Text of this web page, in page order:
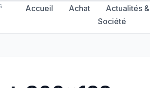
Accueil Achat
Actualités &
Société